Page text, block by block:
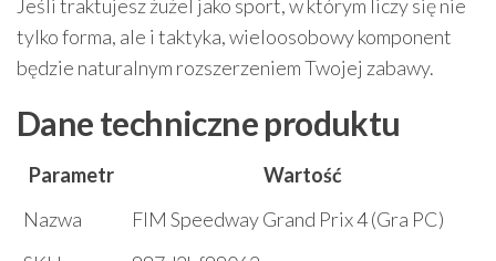
Jeśli traktujesz żużel jako sport, w którym liczy się nie
tylko forma, ale i taktyka, wieloosobowy komponent
będzie naturalnym rozszerzeniem Twojej zabawy.
Dane techniczne produktu
Parametr
Wartość
Nazwa
FIM Speedway Grand Prix 4 (Gra PC)